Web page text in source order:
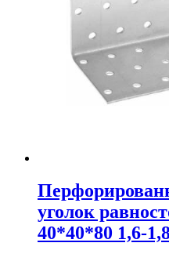
уголок
40*40*80 1,6-